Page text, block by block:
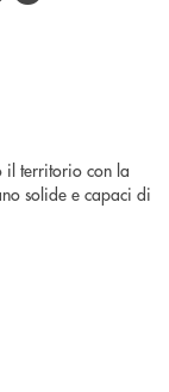
il territorio con la
solide e capaci di